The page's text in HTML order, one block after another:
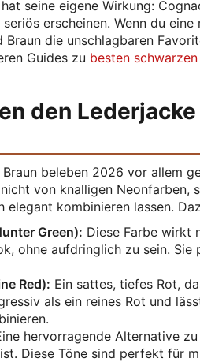
seine eigene Wirkung:
erscheinen. Wenn du
die unschlagbaren
Guides zu besten
den
beleben 2026 vor allem
von knalligen Neonfarben,
kombinieren lassen.
Green): Diese Farbe wirkt
ohne aufdringlich zu sein. Sie
Red): Ein sattes, tiefes Rot,
als ein reines Rot und
hervorragende Alternative
Diese Töne sind perfekt für